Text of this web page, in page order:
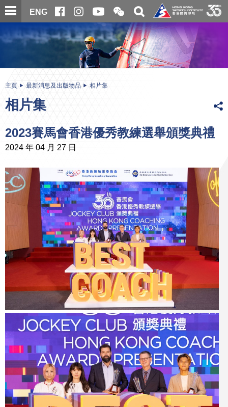
跳
至
內
ENG
開
合
微
信
二
維
碼
關
搜
尋
内
主頁 最新消息及出版物品 相片集
相片集
2023賽馬會香港優秀教練選舉頒獎典禮
2024 年 04 月 27 日